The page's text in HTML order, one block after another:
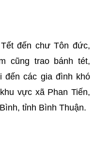
đến chư Tôn đức,
cũng trao bánh tét,
đến các gia đình khó
vực xã Phan Tiến,
tỉnh Bình Thuận.